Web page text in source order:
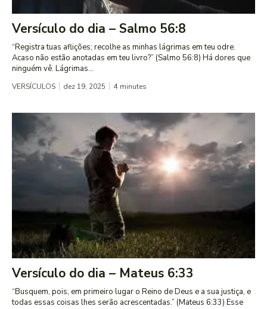
Versículo do dia – Salmo 56:8
“Registra tuas aflições; recolhe as minhas lágrimas em teu odre.
Acaso não estão anotadas em teu livro?” (Salmo 56:8) Há dores que
ninguém vê. Lágrimas...
VERSÍCULOS dez 19, 2025 4 minutes
Versículo do dia – Mateus 6:33
“Busquem, pois, em primeiro lugar o Reino de Deus e a sua justiça, e
todas essas coisas lhes serão acrescentadas.” (Mateus 6:33) Esse